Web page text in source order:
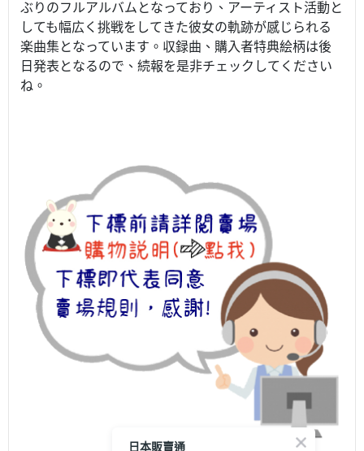
ぶりのフルアルバムとなっており、アーティスト活動と
しても幅広く挑戦をしてきた彼女の軌跡が感じられる
楽曲集となっています。収録曲、購入者特典絵柄は後
日発表となるので、続報を是非チェックしてください
ね。
日本販賣通